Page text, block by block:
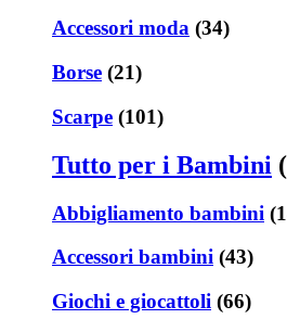
Accessori moda (34)
Borse (21)
Scarpe (101)
Tutto per i Bambini
Abbigliamento bambini
Accessori bambini (43)
Giochi e giocattoli (66)